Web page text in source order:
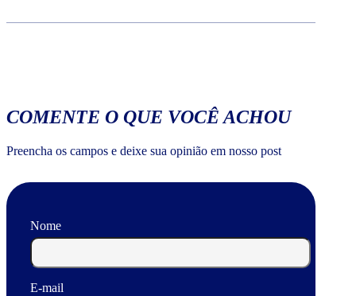
COMENTE O QUE VOCÊ ACHOU
Preencha os campos e deixe sua opinião em nosso post
Nome
E-mail